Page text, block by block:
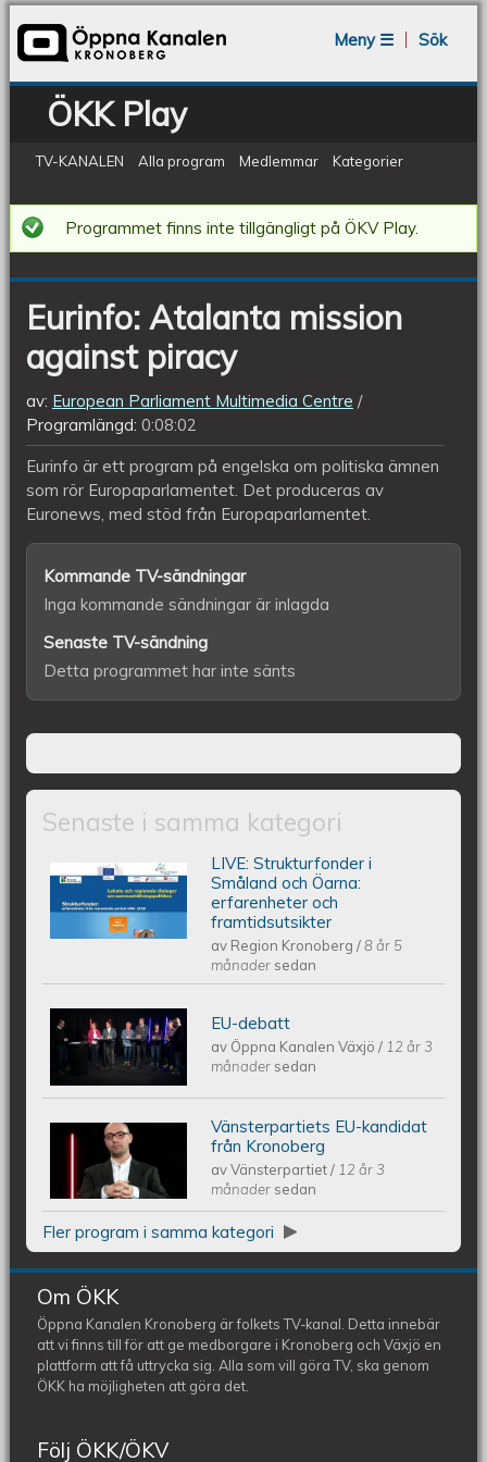
Meny ☰
Sök
ÖKK Play
TV-KANALEN Alla program Medlemmar Kategorier
Eurinfo:
Atalanta
mission
against
piracy
Programmet finns inte tillgängligt på ÖKV Play.
Eurinfo: Atalanta mission
against piracy
av: European Parliament Multimedia Centre
Programlängd: 0:08:02
Eurinfo är ett program på engelska om politiska ämnen
som rör Europaparlamentet. Det produceras av
Euronews, med stöd från Europaparlamentet.
Kommande TV-sändningar
Inga kommande sändningar är inlagda
Senaste TV-sändning
Detta programmet har inte sänts
Senaste i samma kategori
Lokala och regionala dialoger om
sammanhållningspolitiken....
LIVE: ​Strukturfonder i
Småland och Öarna:
erfarenheter och
framtidsutsikter
av Region Kronoberg/8 år 5
månader sedan
ÖKV Play - EU-debatt
EU-debatt
av Öppna Kanalen Växjö/ 12 år 3
månader sedan
ÖKV Play - Vänsterpartiets EU-
kandidat från Kronoberg
Vänsterpartiets EU-kandidat
från Kronoberg
avVänsterpartiet/ 12 år 3
månader sedan
Fler program i samma kategori
Om ÖKK
Öppna Kanalen Kronoberg är folkets TV-kanal. Detta innebär
att vi finns till för att ge medborgare i Kronoberg och Växjö en
plattform att få uttrycka sig. Alla som vill göra TV, ska genom
ÖKK ha möjligheten att göra det.
Följ ÖKK/ÖKV